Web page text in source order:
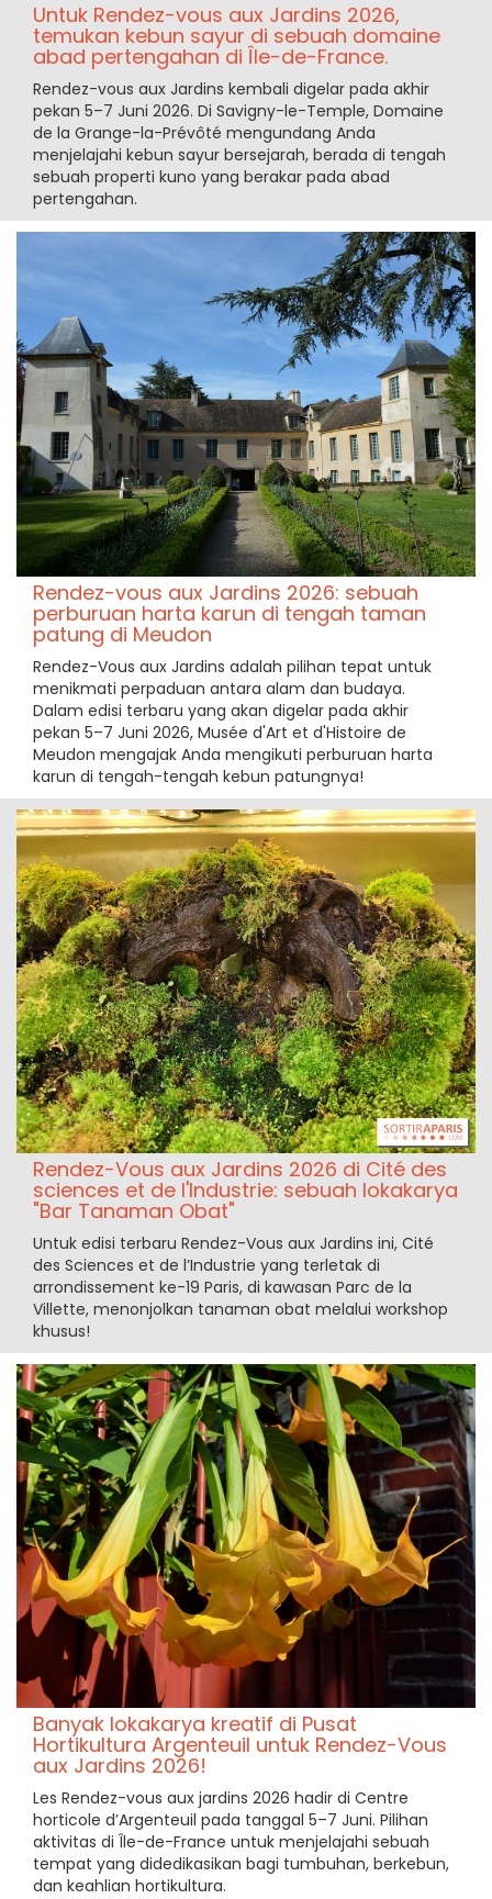
Untuk Rendez-vous aux Jardins 2026,
temukan kebun sayur di sebuah domaine
abad pertengahan di Île-de-France.
Rendez-vous aux Jardins kembali digelar pada akhir
pekan 5–7 Juni 2026. Di Savigny-le-Temple, Domaine
de la Grange-la-Prévôté mengundang Anda
menjelajahi kebun sayur bersejarah, berada di tengah
sebuah properti kuno yang berakar pada abad
pertengahan.
Rendez-vous aux Jardins 2026: sebuah
perburuan harta karun di tengah taman
patung di Meudon
Rendez-Vous aux Jardins adalah pilihan tepat untuk
menikmati perpaduan antara alam dan budaya.
Dalam edisi terbaru yang akan digelar pada akhir
pekan 5–7 Juni 2026, Musée d'Art et d'Histoire de
Meudon mengajak Anda mengikuti perburuan harta
karun di tengah-tengah kebun patungnya!
Rendez-Vous aux Jardins 2026 di Cité des
sciences et de l'Industrie: sebuah lokakarya
"Bar Tanaman Obat"
Untuk edisi terbaru Rendez-Vous aux Jardins ini, Cité
des Sciences et de l’Industrie yang terletak di
arrondissement ke-19 Paris, di kawasan Parc de la
Villette, menonjolkan tanaman obat melalui workshop
khusus!
Banyak lokakarya kreatif di Pusat
Hortikultura Argenteuil untuk Rendez-Vous
aux Jardins 2026!
Les Rendez-vous aux jardins 2026 hadir di Centre
horticole d’Argenteuil pada tanggal 5–7 Juni. Pilihan
aktivitas di Île-de-France untuk menjelajahi sebuah
tempat yang didedikasikan bagi tumbuhan, berkebun,
dan keahlian hortikultura.